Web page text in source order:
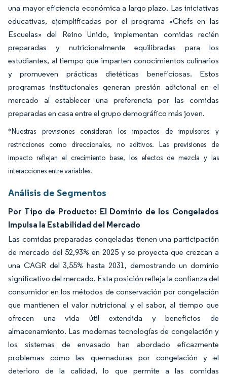
una mayor eficiencia económica a largo plazo. Las iniciativas
educativas, ejemplificadas por el programa «Chefs en las
Escuelas» del Reino Unido, implementan comidas recién
preparadas y nutricionalmente equilibradas para los
estudiantes, al tiempo que imparten conocimientos culinarios
y promueven prácticas dietéticas beneficiosas. Estos
programas institucionales generan presión adicional en el
mercado al establecer una preferencia por las comidas
preparadas en casa entre el grupo demográfico más joven.
*Nuestras previsiones consideran los impactos de impulsores y
restricciones como direccionales, no aditivos. Las previsiones de
impacto reflejan el crecimiento base, los efectos de mezcla y las
interacciones entre variables.
Análisis de Segmentos
Por Tipo de Producto: El Dominio de los Congelados
Impulsa la Estabilidad del Mercado
Las comidas preparadas congeladas tienen una participación
de mercado del 52,93% en 2025 y se proyecta que crezcan a
una CAGR del 3,55% hasta 2031, demostrando un dominio
significativo del mercado. Esta posición refleja la confianza del
consumidor en los métodos de conservación por congelación
que mantienen el valor nutricional y el sabor, al tiempo que
ofrecen una vida útil extendida y beneficios de
almacenamiento. Las modernas tecnologías de congelación y
los sistemas de envasado han abordado eficazmente
problemas como las quemaduras por congelación y el
deterioro de la calidad, lo que permite a las comidas